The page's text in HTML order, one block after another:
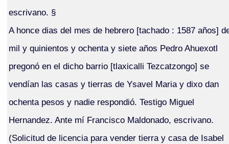
escrivano. §
A honce dias del mes de hebrero [tachado : 1587 años]
mil y quinientos y ochenta y siete años Pedro Ahuexotl
pregonó en el dicho barrio [tlaxicalli Tezcatzongo] se
vendían las casas y tierras de Ysavel Maria y dixo dan
ochenta pesos y nadie respondió. Testigo Miguel
Hernandez. Ante mí Francisco Maldonado, escrivano.
(Solicitud de licencia para vender tierra y casa de Isabel